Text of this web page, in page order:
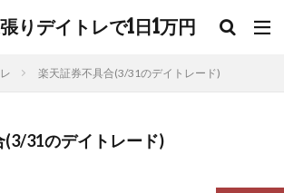
りデイトレで1日1万円
楽天証券不具合(3/31のデイトレード)
(3/31のデイトレード)